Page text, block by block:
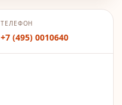
ТЕЛЕФОН
+7 (495) 0010640